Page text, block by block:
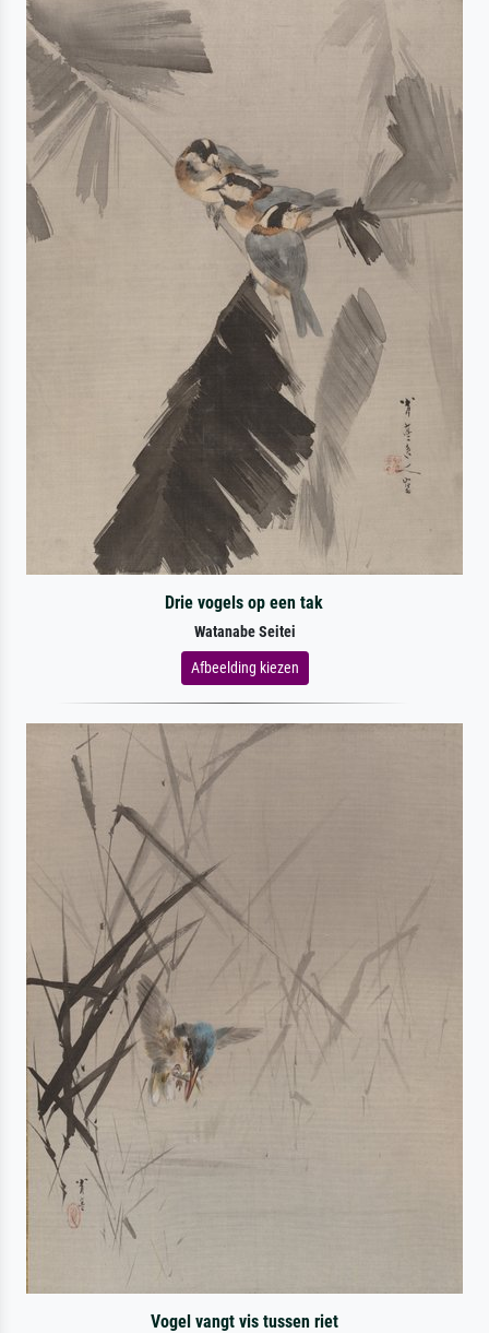
Drie vogels op een tak
Watanabe Seitei
Afbeelding kiezen
Vogel vangt vis tussen riet